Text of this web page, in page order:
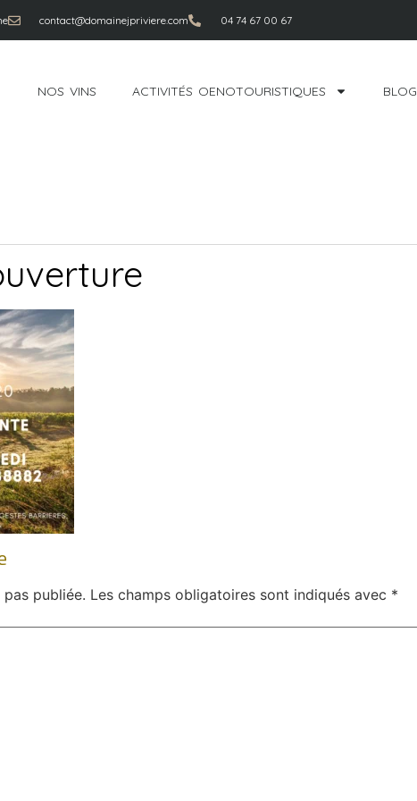
contact@domainejpriviere.com 04 74 67 00 67
NOS VINS ACTIVITÉS OENOTOURISTIQUES BLOG
publiée. Les champs obligatoires sont indiqués avec *